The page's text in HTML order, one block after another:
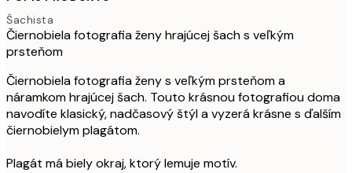
Šachista
Čiernobiela fotografia ženy hrajúcej šach s veľkým
prsteňom
Čiernobiela fotografia ženy s veľkým prsteňom a
náramkom hrajúcej šach. Touto krásnou fotografiou doma
navodíte klasický, nadčasový štýl a vyzerá krásne s ďalším
čiernobielym plagátom.
Plagát má biely okraj, ktorý lemuje motív.